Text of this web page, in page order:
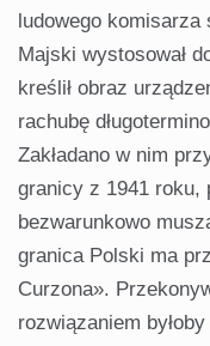
ludowego
Majski wystosował
kreślił obraz
rachubę
Zakładano w nim
granicy z 1941 roku,
bezwarunkowo
granica Polski ma
Curzona».
rozwiązaniem